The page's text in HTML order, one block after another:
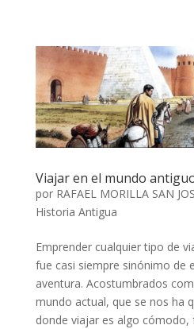
Viajar en el mundo
por RAFAEL MORILLA SAN
Historia Antigua
Emprender cualquier tipo de
fue casi siempre sinónimo de
aventura. Acostumbrados
mundo actual, que se nos ha
donde viajar es algo cómodo,